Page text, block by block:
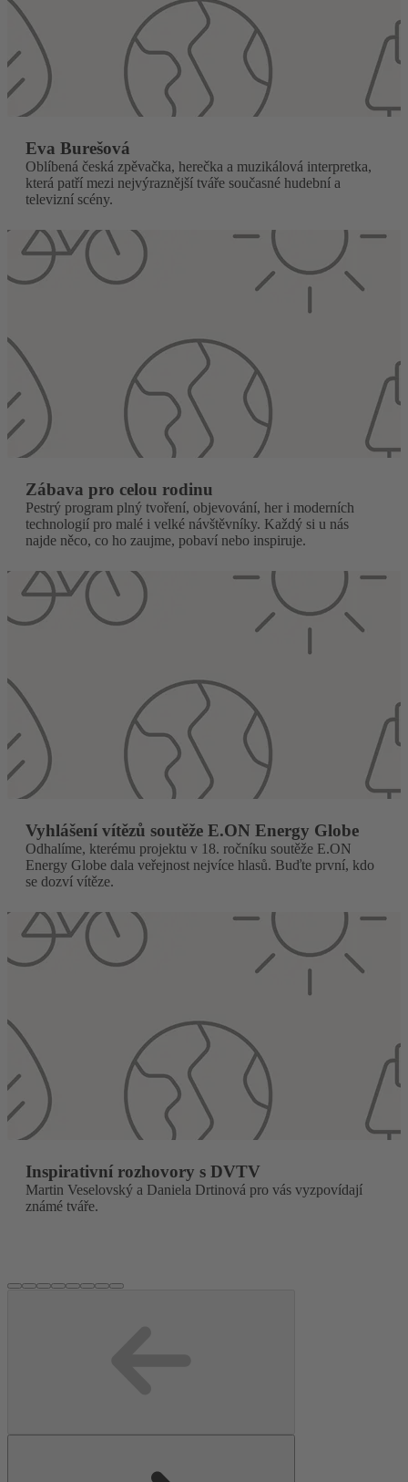
Eva Burešová
Oblíbená česká zpěvačka, herečka a muzikálová interpretka,
která patří mezi nejvýraznější tváře současné hudební a
televizní scény.
Zábava pro celou rodinu
Pestrý program plný tvoření, objevování, her i moderních
technologií pro malé i velké návštěvníky. Každý si u nás
najde něco, co ho zaujme, pobaví nebo inspiruje.
Vyhlášení vítězů soutěže E.ON Energy Globe
Odhalíme, kterému projektu v 18. ročníku soutěže E.ON
Energy Globe dala veřejnost nejvíce hlasů. Buďte první, kdo
se dozví vítěze.
Inspirativní rozhovory s DVTV
Martin Veselovský a Daniela Drtinová pro vás vyzpovídají
známé tváře.